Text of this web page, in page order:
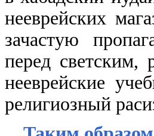
нееврейских
зачастую
перед
нееврейские
религиозный